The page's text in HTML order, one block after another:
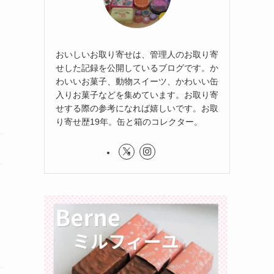
おいしいお取り寄せは、管理人のお取り寄
せした記録を公開しているブログです。か
わいいお菓子、動物スイーツ、かわいい缶
入りお菓子などを集めています。お取り寄
せする際の参考になれば嬉しいです。お取
り寄せ歴19年。缶と箱のコレクター。